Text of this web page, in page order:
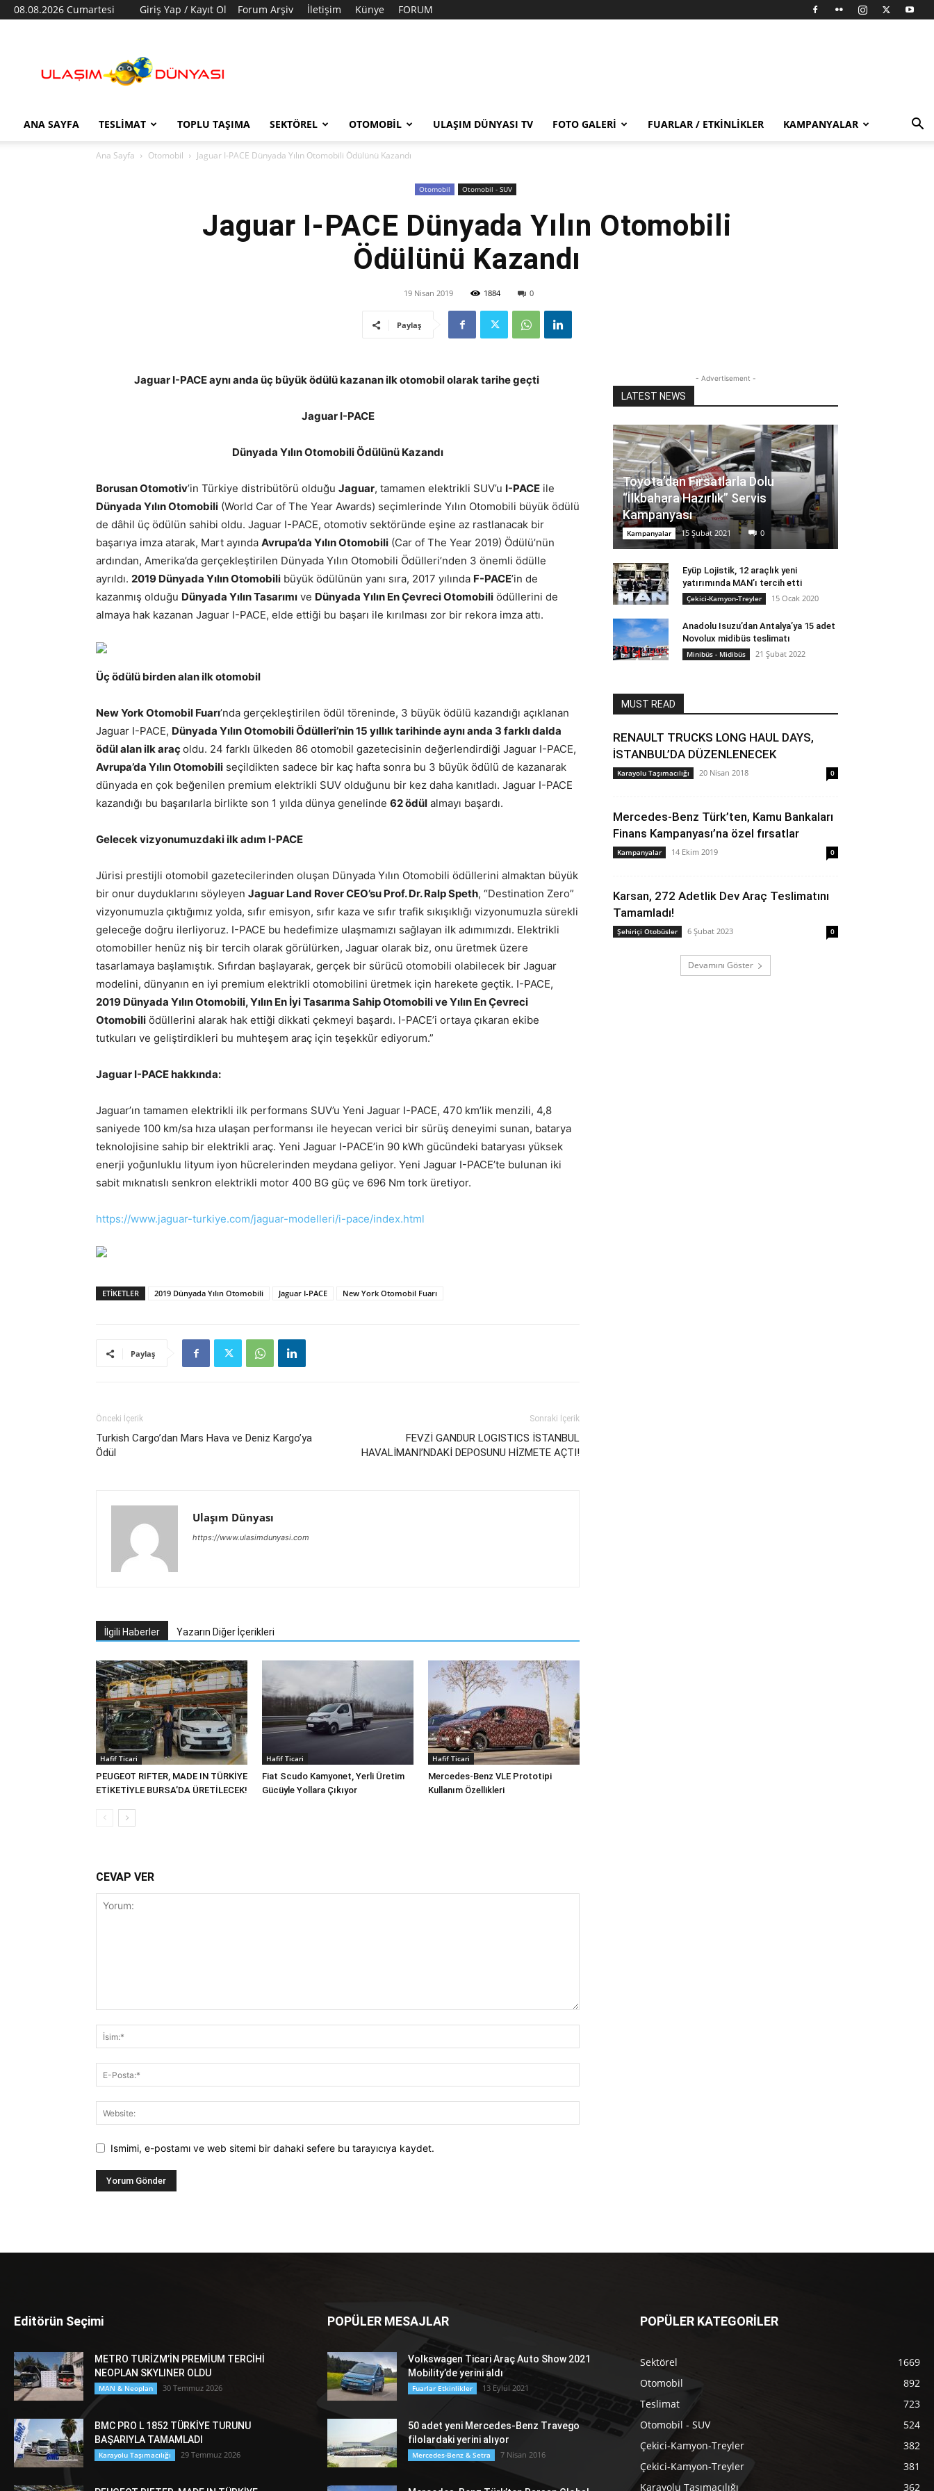
08.08.2026 Cumartesi Giriş Yap / Kayıt Ol Forum Arşiv İletişim Künye FORUM
Dünyası
ANA SAYFA TESLIMAT TOPLU TAŞIMA SEKTÖREL OTOMOBIL ULAŞIM DÜNYASI TV FOTO GALERI FUARLAR / ETKINLIKLER KAMPANYALAR
Ana Sayfa Otomobil Jaguar I-PACE Dünyada Yılın Otomobili Ödülünü Kazandı
Otomobil Otomobil - SUV
Jaguar I-PACE Dünyada Yılın Otomobili
Ödülünü Kazandı
19 Nisan 2019 1884 0
Paylaş
Jaguar I-PACE aynı anda üç büyük ödülü kazanan ilk otomobil olarak tarihe geçti
Jaguar I-PACE
Dünyada Yılın Otomobili Ödülünü Kazandı
Borusan Otomotiv’in Türkiye distribütörü olduğu Jaguar, tamamen elektrikli SUV’u I-PACE ile
Dünyada Yılın Otomobili (World Car of The Year Awards) seçimlerinde Yılın Otomobili büyük ödülü
de dâhil üç ödülün sahibi oldu. Jaguar I-PACE, otomotiv sektöründe eşine az rastlanacak bir
başarıya imza atarak, Mart ayında Avrupa’da Yılın Otomobili (Car of The Year 2019) Ödülü’nün
ardından, Amerika’da gerçekleştirilen Dünyada Yılın Otomobili Ödülleri’nden 3 önemli ödülle
ayrıldı. 2019 Dünyada Yılın Otomobili büyük ödülünün yanı sıra, 2017 yılında F-PACE’in de
kazanmış olduğu Dünyada Yılın Tasarımı ve Dünyada Yılın En Çevreci Otomobili ödüllerini de
almaya hak kazanan Jaguar I-PACE, elde ettiği bu başarı ile kırılması zor bir rekora imza attı.
Üç ödülü birden alan ilk otomobil
New York Otomobil Fuarı’nda gerçekleştirilen ödül töreninde, 3 büyük ödülü kazandığı açıklanan
Jaguar I-PACE, Dünyada Yılın Otomobili Ödülleri’nin 15 yıllık tarihinde aynı anda 3 farklı dalda
ödül alan ilk araçoldu. 24 farklı ülkeden 86 otomobil gazetecisinin değerlendirdiği Jaguar I-PACE,
Avrupa’da Yılın Otomobili seçildikten sadece bir kaç hafta sonra bu 3 büyük ödülü de kazanarak
dünyada en çok beğenilen premium elektrikli SUV olduğunu bir kez daha kanıtladı. Jaguar I-PACE
kazandığı bu başarılarla birlikte son 1 yılda dünya genelinde 62 ödül almayı başardı.
Gelecek vizyonumuzdaki ilk adım I-PACE
Jürisi prestijli otomobil gazetecilerinden oluşan Dünyada Yılın Otomobili ödüllerini almaktan büyük
bir onur duyduklarını söyleyen Jaguar Land Rover CEO’su Prof. Dr. Ralp Speth, “Destination Zero”
vizyonumuzla çıktığımız yolda, sıfır emisyon, sıfır kaza ve sıfır trafik sıkışıklığı vizyonumuzla sürekli
geleceğe doğru ilerliyoruz. I-PACE bu hedefimize ulaşmamızı sağlayan ilk adımımızdı. Elektrikli
otomobiller henüz niş bir tercih olarak görülürken, Jaguar olarak biz, onu üretmek üzere
tasarlamaya başlamıştık. Sıfırdan başlayarak, gerçek bir sürücü otomobili olabilecek bir Jaguar
modelini, dünyanın en iyi premium elektrikli otomobilini üretmek için harekete geçtik. I-PACE,
2019 Dünyada Yılın Otomobili, Yılın En İyi Tasarıma Sahip Otomobili ve Yılın En Çevreci
Otomobili ödüllerini alarak hak ettiği dikkati çekmeyi başardı. I-PACE’i ortaya çıkaran ekibe
tutkuları ve geliştirdikleri bu muhteşem araç için teşekkür ediyorum.”
Jaguar I-PACE hakkında:
Jaguar’ın tamamen elektrikli ilk performans SUV’u Yeni Jaguar I-PACE, 470 km’lik menzili, 4,8
saniyede 100 km/sa hıza ulaşan performansı ile heyecan verici bir sürüş deneyimi sunan, batarya
teknolojisine sahip bir elektrikli araç. Yeni Jaguar I-PACE’in 90 kWh gücündeki bataryası yüksek
enerji yoğunluklu lityum iyon hücrelerinden meydana geliyor. Yeni Jaguar I-PACE’te bulunan iki
sabit mıknatıslı senkron elektrikli motor 400 BG güç ve 696 Nm tork üretiyor.
https://www.jaguar-turkiye.com/jaguar-modelleri/i-pace/index.html
ETIKETLER 2019 Dünyada Yılın Otomobili Jaguar I-PACE New York Otomobil Fuarı
Paylaş
Önceki İçerik
Turkish Cargo’dan Mars Hava ve Deniz Kargo’ya
Ödül
Sonraki İçerik
FEVZİ GANDUR LOGISTICS İSTANBUL
HAVALİMANI’NDAKİ DEPOSUNU HİZMETE AÇTI!
Ulaşım Dünyası
https://www.ulasimdunyasi.com
İlgili Haberler Yazarın Diğer İçerikleri
Hafif Ticari
PEUGEOT RIFTER, MADE IN TÜRKİYE
ETİKETİYLE BURSA’DA ÜRETİLECEK!
Hafif Ticari
Fiat Scudo Kamyonet, Yerli Üretim
Gücüyle Yollara Çıkıyor
Hafif Ticari
Mercedes-Benz VLE Prototipi
Kullanım Özellikleri
CEVAP VER
Ismimi, e-postamı ve web sitemi bir dahaki sefere bu tarayıcıya kaydet.
- Advertisement -
LATEST NEWS
Toyota’dan Fırsatlarla Dolu
“İlkbahara Hazırlık” Servis
Kampanyası
Kampanyalar 15 Şubat 2021 0
Eyüp Lojistik, 12 araçlık yeni
yatırımında MAN’ı tercih etti
Çekici-Kamyon-Treyler 15 Ocak 2020
Anadolu Isuzu’dan Antalya’ya 15 adet
Novolux midibüs teslimatı
Minibüs - Midibüs 21 Şubat 2022
MUST READ
RENAULT TRUCKS LONG HAUL DAYS,
İSTANBUL’DA DÜZENLENECEK
Karayolu Taşımacılığı 20 Nisan 2018 0
Mercedes-Benz Türk’ten, Kamu Bankaları
Finans Kampanyası’na özel fırsatlar
Kampanyalar 14 Ekim 2019 0
Karsan, 272 Adetlik Dev Araç Teslimatını
Tamamladı!
Şehiriçi Otobüsler 6 Şubat 2023 0
Devamını Göster
Editörün Seçimi
METRO TURİZM’İN PREMİUM TERCİHİ
NEOPLAN SKYLINER OLDU
MAN & Neoplan 30 Temmuz 2026
BMC PRO L 1852 TÜRKİYE TURUNU
BAŞARIYLA TAMAMLADI
Karayolu Taşımacılığı 29 Temmuz 2026
POPÜLER MESAJLAR
Volkswagen Ticari Araç Auto Show 2021
Mobility’de yerini aldı
Fuarlar Etkinlikler 13 Eylül 2021
50 adet yeni Mercedes-Benz Travego
filolardaki yerini alıyor
Mercedes-Benz & Setra 7 Nisan 2016
POPÜLER KATEGORİLER
Sektörel
1669
Otomobil
892
Teslimat
723
Otomobil - SUV
524
Çekici-Kamyon-Treyler
382
Çekici-Kamyon-Treyler
381
Karayolu Taşımacılığı
362